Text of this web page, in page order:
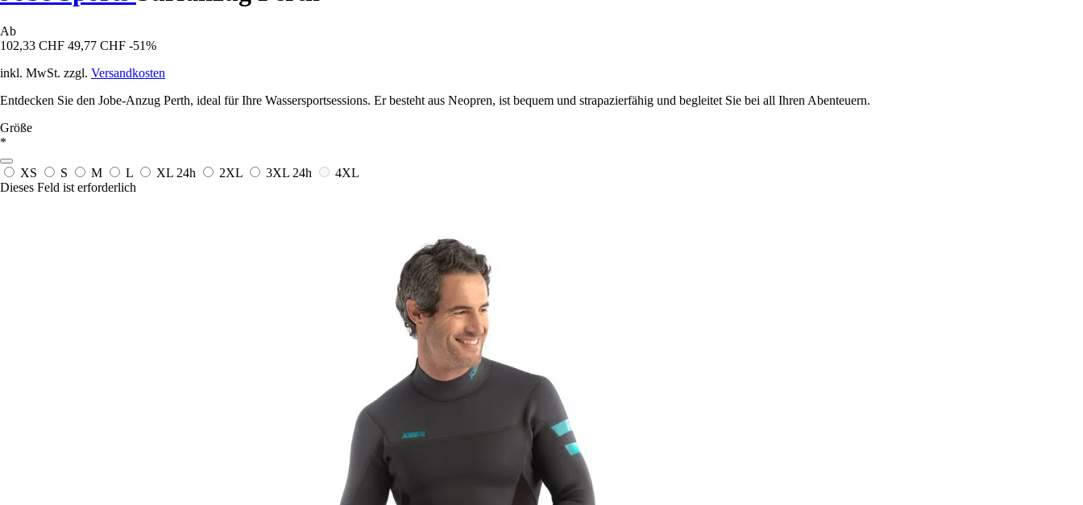
Ab
102,33 CHF 49,77 CHF -51%
inkl. MwSt. zzgl. Versandkosten
Entdecken Sie den Jobe-Anzug Perth, ideal für Ihre Wassersportsessions. Er besteht aus Neopren, ist bequem und strapazierfähig und begleitet Sie bei all Ihren Abenteuern.
Größe
*
XS S M L XL 24h 2XL 3XL 24h
4XL
Dieses Feld ist erforderlich